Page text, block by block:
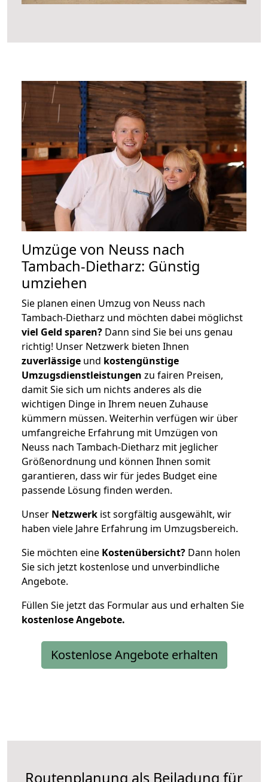
Umzüge von Neuss nach
Tambach-Dietharz: Günstig
umziehen
Sie planen einen Umzug von Neuss nach
Tambach-Dietharz und möchten dabei möglichst
viel Geld sparen? Dann sind Sie bei uns genau
richtig! Unser Netzwerk bieten Ihnen
zuverlässige und kostengünstige
Umzugsdienstleistungen zu fairen Preisen,
damit Sie sich um nichts anderes als die
wichtigen Dinge in Ihrem neuen Zuhause
kümmern müssen. Weiterhin verfügen wir über
umfangreiche Erfahrung mit Umzügen von
Neuss nach Tambach-Dietharz mit jeglicher
Größenordnung und können Ihnen somit
garantieren, dass wir für jedes Budget eine
passende Lösung finden werden.
Unser Netzwerk ist sorgfältig ausgewählt, wir
haben viele Jahre Erfahrung im Umzugsbereich.
Sie möchten eine Kostenübersicht? Dann holen
Sie sich jetzt kostenlose und unverbindliche
Angebote.
Füllen Sie jetzt das Formular aus und erhalten Sie
kostenloseAngebote.
Kostenlose Angebote erhalten
Routenplanung als Beiladung für